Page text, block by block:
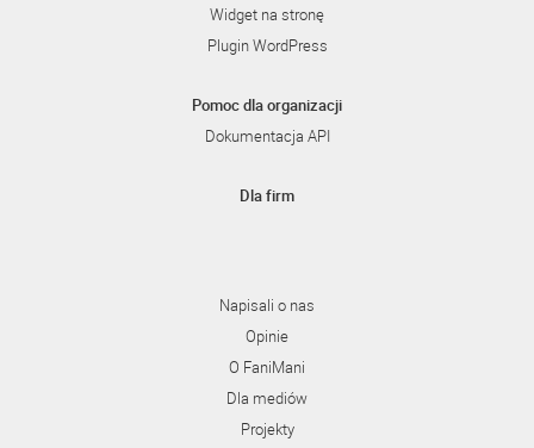
Widget na stronę
Plugin WordPress
Pomoc dla organizacji
Dokumentacja API
Dla firm
Napisali o nas
Opinie
O FaniMani
Dla mediów
Projekty